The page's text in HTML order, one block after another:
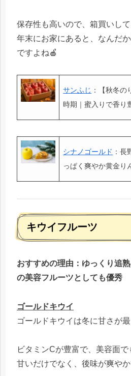
保存性も高いので、箱買いし
年末にお家にあると、なんだ
ですよね🍎
サンふじ ：【秋冬
時期｜蜜入りで香り
シナノゴールド ：長
っぱく爽やか黄金り
キウイフルーツ
おすすめの理由： ゆっくり追
の美容フルーツとしても優秀
ゴールドキウイ
ゴールドキウイは冬に甘さが
ビタミンCが豊富で、美容面で
甘いだけでなく、後味が爽や